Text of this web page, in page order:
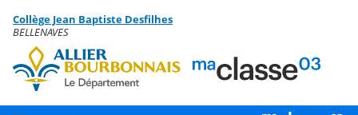
Menu de la rubrique
Contenu
Collège Jean Baptiste Desfilhes
BELLENAVES